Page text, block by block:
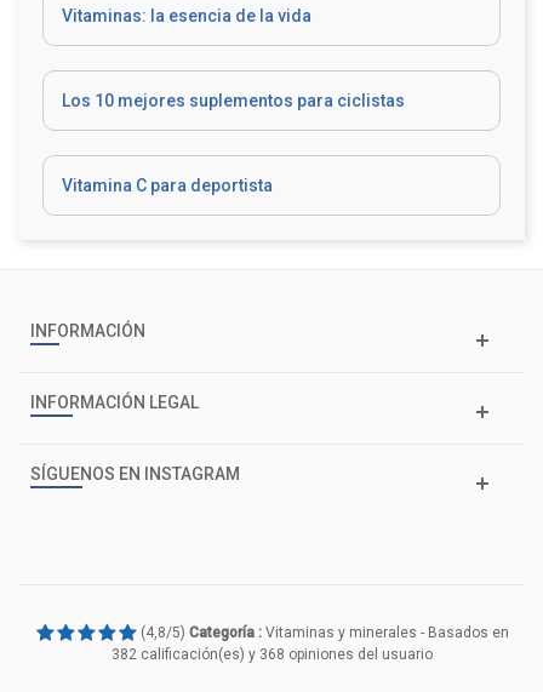
Vitaminas: la esencia de la vida
Los 10 mejores suplementos para ciclistas
Vitamina C para deportista
INFORMACIÓN
INFORMACIÓN LEGAL
SÍGUENOS EN INSTAGRAM
(4,8/5) Categoría : Vitaminas y minerales - Basados en
382calificación(es) y 368 opiniones del usuario